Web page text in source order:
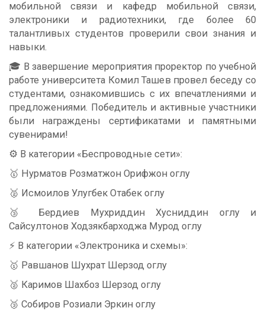
мобильной связи и кафедр мобильной связи,
электроники и радиотехники, где более 60
талантливых студентов проверили свои знания и
навыки.
🎓 В завершение мероприятия проректор по учебной
работе университета Комил Ташев провел беседу со
студентами, ознакомившись с их впечатлениями и
предложениями. Победитель и активные участники
были награждены сертификатами и памятными
сувенирами!
⚙️ В категории «Беспроводные сети»:
🥇 Нурматов Розматжон Орифжон оглу
🥈 Исмоилов Улугбек Отабек оглу
🥉 Бердиев Мухриддин Хусниддин оглу и
Сайсултонов Ходзякбарходжа Мурод оглу
⚡️ В категории «Электроника и схемы»:
🥇 Равшанов Шухрат Шерзод оглу
🥈 Каримов Шахбоз Шерзод оглу
🥉 Собиров Розиали Эркин оглу